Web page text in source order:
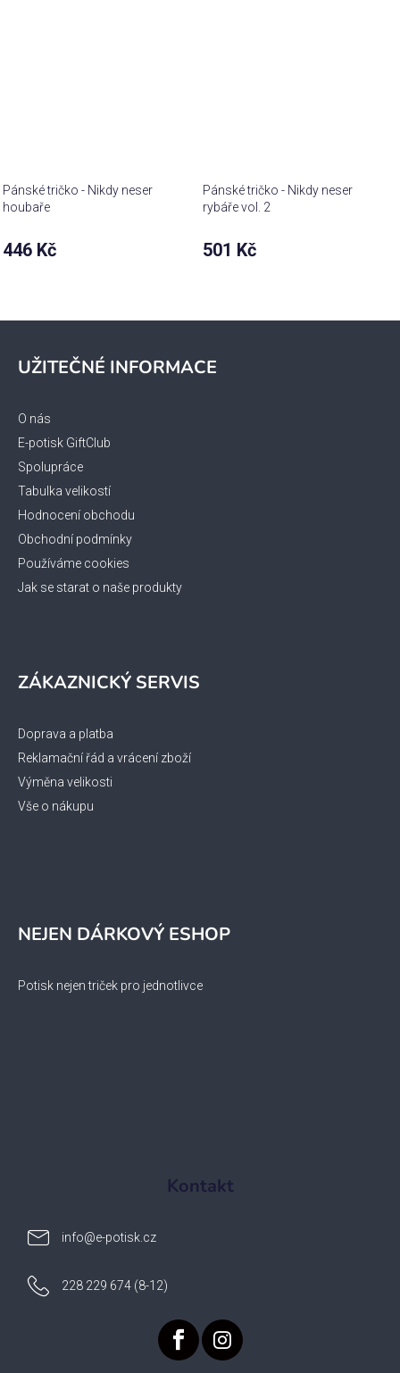
Pánské tričko - Nikdy neser
houbaře
446 Kč
Pánské tričko - Nikdy neser
rybáře vol. 2
501 Kč
UŽITEČNÉ INFORMACE
O nás
E-potisk GiftClub
Spolupráce
Tabulka velikostí
Hodnocení obchodu
Obchodní podmínky
Používáme cookies
Jak se starat o naše produkty
ZÁKAZNICKÝ SERVIS
Doprava a platba
Reklamační řád a vrácení zboží
Výměna velikosti
Vše o nákupu
NEJEN DÁRKOVÝ ESHOP
Potisk nejen triček pro jednotlivce
Kontakt
info@e-potisk.cz
228 229 674 (8-12)